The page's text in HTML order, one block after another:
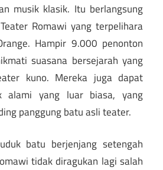
musik klasik. Itu berlangsung
Romawi yang terpelihara
Hampir 9.000 penonton
suasana bersejarah yang
kuno. Mereka juga dapat
alami yang luar biasa, yang
panggung batu asli teater.
batu berjenjang setengah
tidak diragukan lagi salah